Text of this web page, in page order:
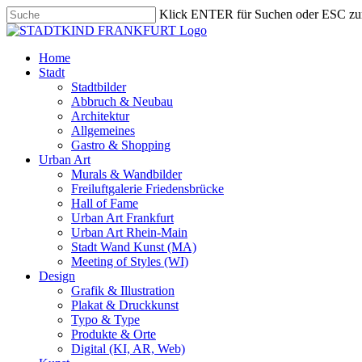
Skip
to
content
Klick ENTER für Suchen oder ESC
Close
search
Menu
Home
Stadt
Stadtbilder
Abbruch & Neubau
Architektur
Allgemeines
Gastro & Shopping
Urban Art
Murals & Wandbilder
Freiluftgalerie Friedensbrücke
Hall of Fame
Urban Art Frankfurt
Urban Art Rhein-Main
Stadt Wand Kunst (MA)
Meeting of Styles (WI)
Design
Grafik & Illustration
Plakat & Druckkunst
Typo & Type
Produkte & Orte
Digital (KI, AR, Web)